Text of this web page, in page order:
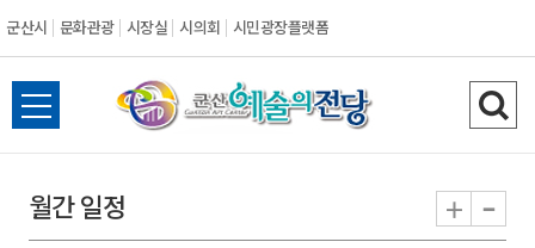
군산시 문화관광 시장실 시의회 시민광장플랫폼
군
산
전
체
뉴
열
검
색
기
월간 일정 + -